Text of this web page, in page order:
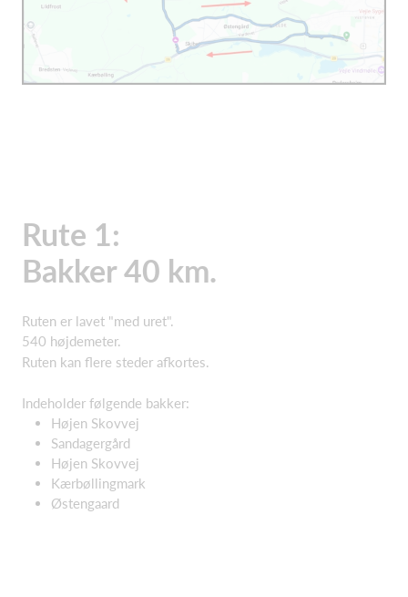
Rute 1:
Bakker 40 km.
Ruten er lavet "med uret".
540 højdemeter.
Ruten kan flere steder afkortes.
Indeholder følgende bakker:
Højen Skovvej
Sandagergård
Højen Skovvej
Kærbøllingmark
Østengaard